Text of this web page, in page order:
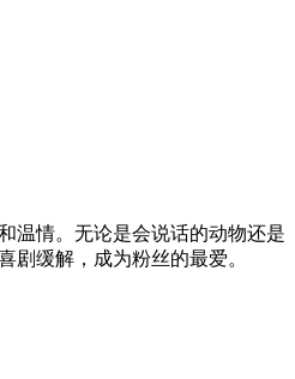
温情。无论是会说话的动物还是
剧缓解，成为粉丝的最爱。